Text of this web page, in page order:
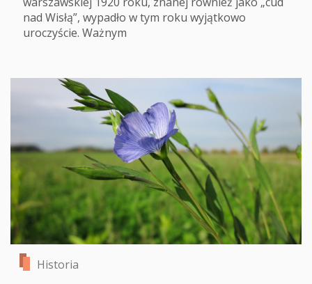
nad Wisłą”, wypadło w tym roku wyjątkowo
uroczyście. Ważnym
Historia